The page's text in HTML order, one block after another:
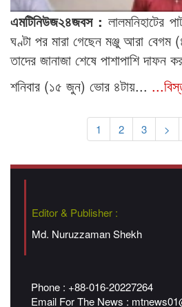
এমটিনিউজ২৪জবস : লালমনিহাটের
ঘণ্টা পর মারা গেছেন মঞ্জু আরা
তাদের জানাজা শেষে পাশাপাশি দাফন
শনিবার (১৫ জুন) ভোর ৪টায়...
1 2 3 >
Editor & Publisher :
Md. Nuruzzaman Shekh
Phone : +88-016-20227264
Email For The News :